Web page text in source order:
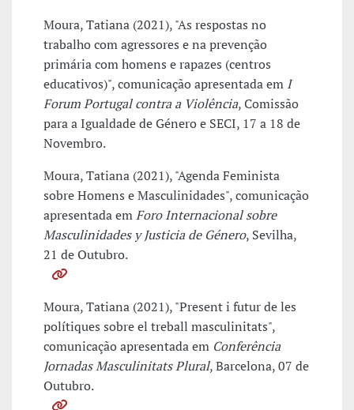
Moura, Tatiana (2021), "As respostas no
trabalho com agressores e na prevenção
primária com homens e rapazes (centros
educativos)", comunicação apresentada em I
Forum Portugal contra a Violência, Comissão
para a Igualdade de Género e SECI, 17 a 18 de
Novembro.
Moura, Tatiana (2021), "Agenda Feminista
sobre Homens e Masculinidades", comunicação
apresentada emForo Internacional sobre
Masculinidades y Justicia de Género, Sevilha,
21 de Outubro.
Moura, Tatiana (2021), "Present i futur de les
polítiques sobre el treball masculinitats",
comunicação apresentada em Conferência
Jornadas Masculinitats Plural, Barcelona, 07 de
Outubro.